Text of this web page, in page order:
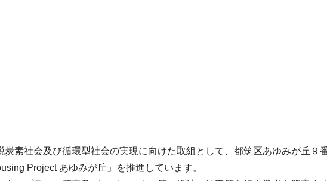
素社会及び循環型社会の実現に向けた取組として、都筑区あゆみが丘９
Project あゆみが丘」を推進しています。